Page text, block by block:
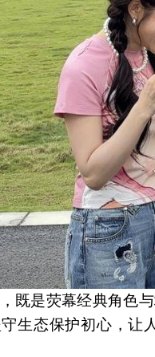
既是荧幕经典角色
生态保护初心，让